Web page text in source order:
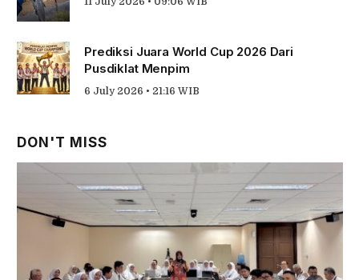
Prediksi Juara World Cup 2026 Dari
Pusdiklat Menpim
6 July 2026 • 21:16 WIB
DON'T MISS